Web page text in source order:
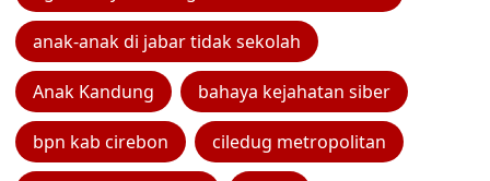
anak-anak di jabar tidak sekolah
Anak Kandung bahaya kejahatan siber
bpn kab cirebon ciledug metropolitan